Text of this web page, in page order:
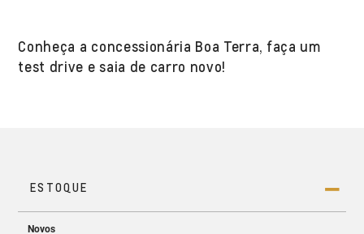
Conheça a concessionária Boa Terra, faça um
test drive e saia de carro novo!